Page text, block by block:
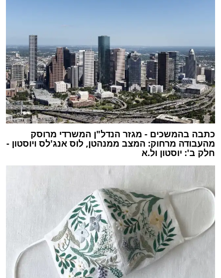
כתבה בהמשכים - מגזר הנדל"ן המשרדי מרוסק
מהעבודה מרחוק: המצב ממנהטן, לוס אנג'לס ויוסטון -
חלק ב': יוסטון ול.א